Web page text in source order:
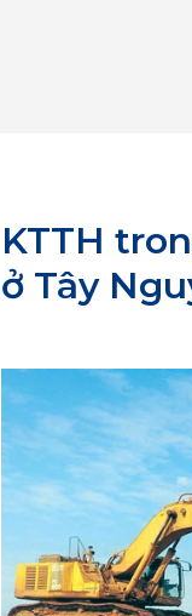
KTTH
ở Tây